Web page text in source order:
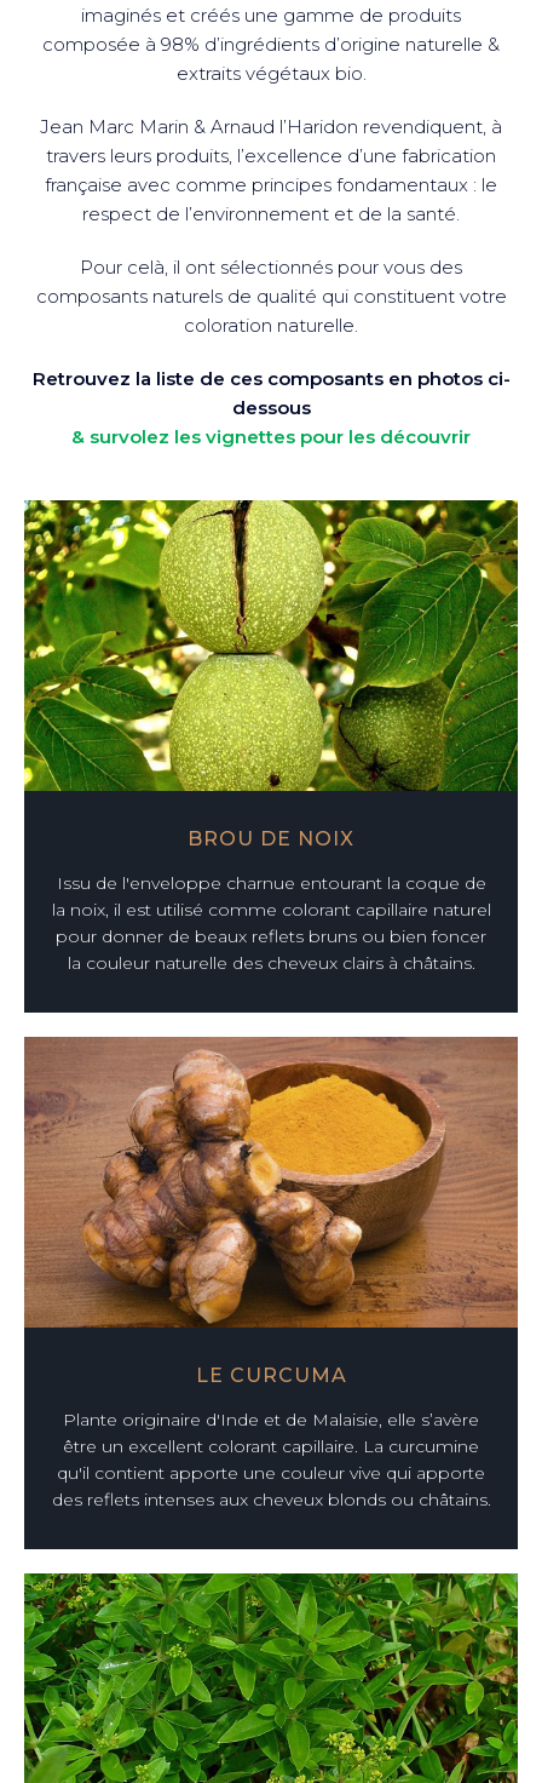
imaginés et créés une gamme de produits
composée à 98% d’ingrédients d’origine naturelle &
extraits végétaux bio.
Jean Marc Marin & Arnaud l’Haridon revendiquent, à
travers leurs produits, l’excellence d’une fabrication
française avec comme principes fondamentaux : le
respect de l’environnement et de la santé.
Pour celà, il ont sélectionnés pour vous des
composants naturels de qualité qui constituent votre
coloration naturelle.
Retrouvez la liste de ces composants en photos ci-
dessous
& survolez les vignettes pour les découvrir
BROU DE NOIX
Issu de l'enveloppe charnue entourant la coque de
la noix, il est utilisé comme colorant capillaire naturel
pour donner de beaux reflets bruns ou bien foncer
la couleur naturelle des cheveux clairs à châtains.
LE CURCUMA
Plante originaire d'Inde et de Malaisie, elle s’avère
être un excellent colorant capillaire. La curcumine
qu'il contient apporte une couleur vive qui apporte
des reflets intenses aux cheveux blonds ou châtains.